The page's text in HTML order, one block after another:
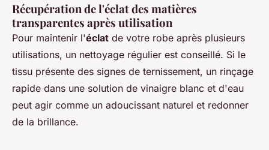
Récupération de l'éclat des matières
transparentes après utilisation
Pour maintenir l'éclat de votre robe après plusieurs
utilisations, un nettoyage régulier est conseillé. Si le
tissu présente des signes de ternissement, un rinçage
rapide dans une solution de vinaigre blanc et d'eau
peut agir comme un adoucissant naturel et redonner
de la brillance.